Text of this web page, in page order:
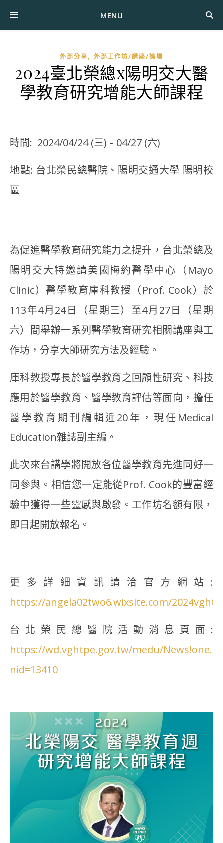
MENU
外部分享, 外部工作坊/講座/論壇
2024臺北榮總x陽明交大醫
學教育研究增能大師課程
時間: 2024/04/24 (三) – 04/27 (六)
地點: 台北榮民總醫院、陽明交通大學 陽明校
區
為促進醫學教育研究能力之提升，台北榮總及
陽明交大特邀請美國梅約醫學中心（Mayo
Clinic）醫學教育庫科教授（Prof. Cook）於
113年4月24日（星期三）至4月27日（星期
六）間舉辦一系列醫學教育研究相關講座與工
作坊，分享大師研究方法及經驗。
庫科教授專長於醫學教育之回顧性研究、科技
應用於醫學教育、醫學教育評估等面向，擔任
醫學教育期刊編輯近20年，現任Medical
Education雜誌副主編。
此次來台講學將開放各位醫學教育先進同好一
同參與。相信您一定能從Prof. Cook的豐富經
驗中獲得一些靈感與啟發。工作坊名額有限，
即日起開放報名。
更多詳細資訊請洽官方網站:
https://angela02two6.wixsite.com/
台北榮民總醫院活動消息頁面:
https://wd.vghtpe.gov.tw/medu/
nid=13410